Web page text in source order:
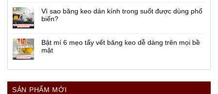
Vì sao băng keo dán kính trong suốt được dùng phổ
biến?
Bật mí 6 mẹo tẩy vết băng keo dễ dàng trên mọi bề
mặt
SẢN PHẨM MỚI